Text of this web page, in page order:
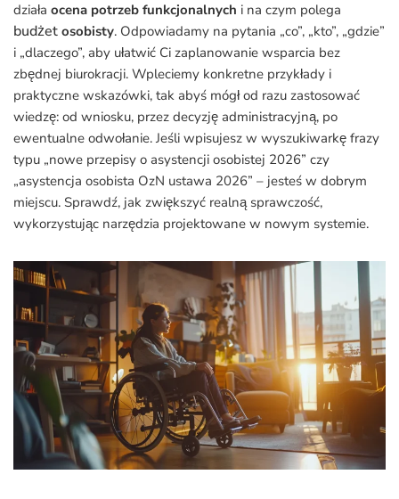
działa ocena potrzeb funkcjonalnych i na czym polega
budżet osobisty. Odpowiadamy na pytania „co”, „kto”, „gdzie”
i „dlaczego”, aby ułatwić Ci zaplanowanie wsparcia bez
zbędnej biurokracji. Wpleciemy konkretne przykłady i
praktyczne wskazówki, tak abyś mógł od razu zastosować
wiedzę: od wniosku, przez decyzję administracyjną, po
ewentualne odwołanie. Jeśli wpisujesz w wyszukiwarkę frazy
typu „nowe przepisy o asystencji osobistej 2026” czy
„asystencja osobista OzN ustawa 2026” – jesteś w dobrym
miejscu. Sprawdź, jak zwiększyć realną sprawczość,
wykorzystując narzędzia projektowane w nowym systemie.